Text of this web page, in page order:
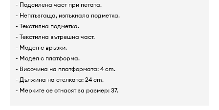
- Подсилена част при петата.
- Неплъзгаща, изпъкнала подметка.
- Текстилна подметка.
- Текстилна вътрешна част.
- Модел с връзки.
- Модел с платформа.
- Височина на платформата: 4 cm.
- Дължина на стелката: 24 cm.
- Мерките се отнасят за размер: 37.